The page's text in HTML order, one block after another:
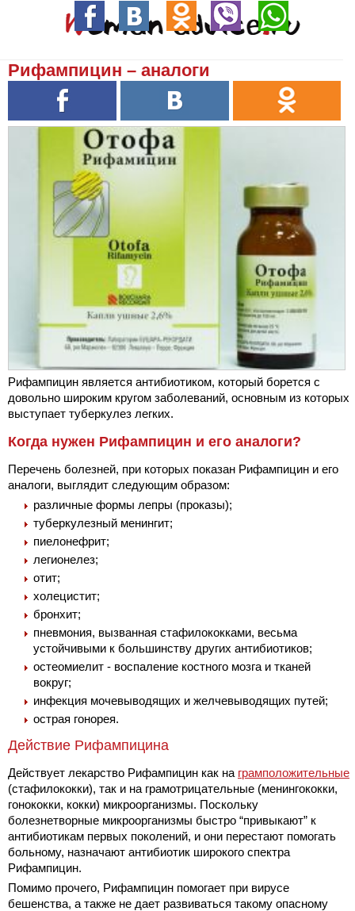
Рифампицин – аналоги
Рифампицин является антибиотиком, который борется с
довольно широким кругом заболеваний, основным из которых
выступает туберкулез легких.
Когда нужен Рифампицин и его аналоги?
Перечень болезней, при которых показан Рифампицин и его
аналоги, выглядит следующим образом:
различные формы лепры (проказы);
туберкулезный менингит;
пиелонефрит;
легионелез;
отит;
холецистит;
бронхит;
пневмония, вызванная стафилококками, весьма
устойчивыми к большинству других антибиотиков;
остеомиелит - воспаление костного мозга и тканей
вокруг;
инфекция мочевыводящих и желчевыводящих путей;
острая гонорея.
Действие Рифампицина
Действует лекарство Рифампицин как на грамположительные
(стафилококки), так и на грамотрицательные (менингококки,
гонококки, кокки) микроорганизмы. Поскольку
болезнетворные микроорганизмы быстро “привыкают” к
антибиотикам первых поколений, и они перестают помогать
больному, назначают антибиотик широкого спектра
Рифампицин.
Помимо прочего, Рифампицин помогает при вирусе
бешенства, а также не дает развиваться такому опасному